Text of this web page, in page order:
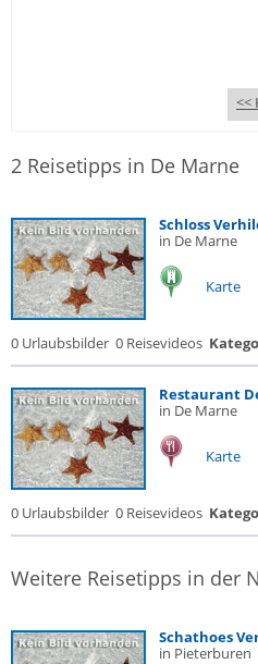
<<
2 Reisetipps in De Marne
Schloss
in De Marne
Karte
0 Urlaubsbilder 0 Reisevideos
Restaurant
in De Marne
Karte
0 Urlaubsbilder 0 Reisevideos
Weitere Reisetipps in der
Schathoes
in Pieterburen